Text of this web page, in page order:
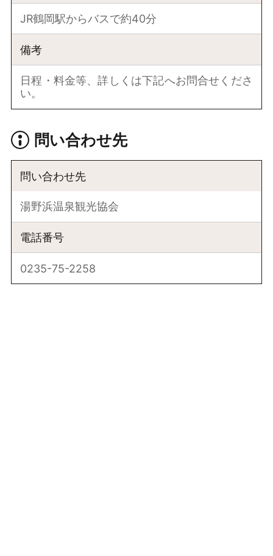
JR鶴岡駅からバスで約40分
備考
日程・料金等、詳しくは下記へお問合せくださ
い。
問い合わせ先
問い合わせ先
湯野浜温泉観光協会
電話番号
0235-75-2258